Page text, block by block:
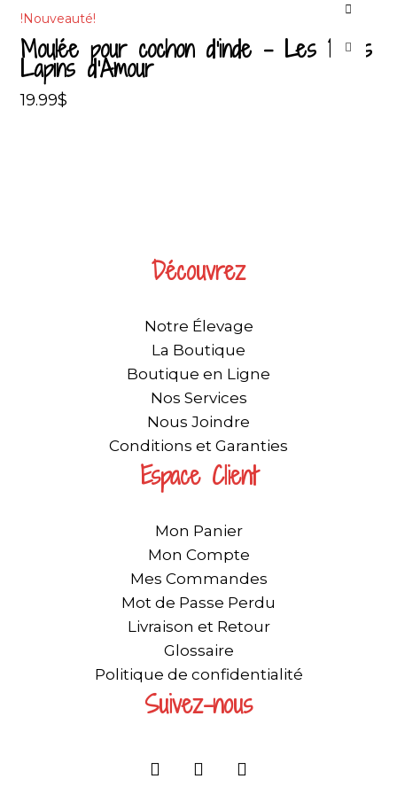
!Nouveauté!
Moulée pour cochon d’inde – Les Petits
Lapins d’Amour
19.99$
Découvrez
Notre Élevage
La Boutique
Boutique en Ligne
Nos Services
Nous Joindre
Conditions et Garanties
Espace Client
Mon Panier
Mon Compte
Mes Commandes
Mot de Passe Perdu
Livraison et Retour
Glossaire
Politique de confidentialité
Suivez-nous
F
a
I
n
Y
o